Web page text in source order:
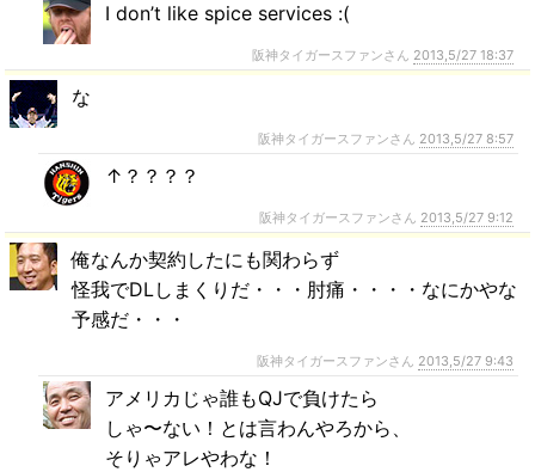
I don’t like spice services :(
阪神タイガースファンさん 2013,5/27 18:37
な
阪神タイガースファンさん 2013,5/27 8:57
↑？？？？
阪神タイガースファンさん 2013,5/27 9:12
俺なんか契約したにも関わらず
怪我でDLしまくりだ・・・肘痛・・・・なにかやな
予感だ・・・
阪神タイガースファンさん 2013,5/27 9:43
アメリカじゃ誰もQJで負けたら
しゃ〜ない！とは言わんやろから、
そりゃアレやわな！